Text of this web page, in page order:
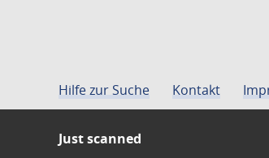
Hilfe zur Suche Kontakt
Just scanned